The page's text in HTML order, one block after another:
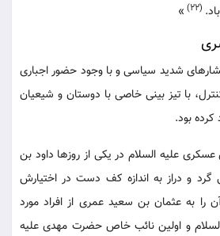
(22)
»
شدید سیاسی و با وجود حضور اجباری
با تیز بینی خاصی با دوستان و شیعیان
بود.
علیه السلام در یکی از روزها داود بن
گرد و دراز به اندازه کف دست در اختیارش
را به عثمان بن سعید عمری از افراد مورد
و اولین نائب خاص حضرت مهدی علیه